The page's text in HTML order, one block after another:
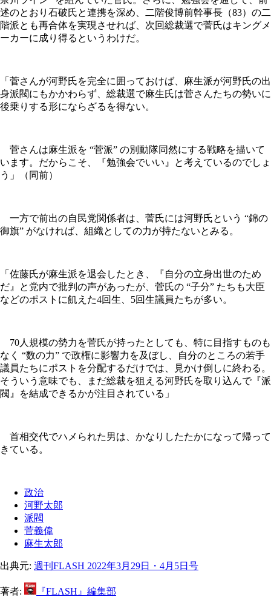
述のとおり石破氏と連携を深め、二階俊博前幹事長（83）の二
階派とも再合体を実現させれば、次回総裁選で菅氏はキングメ
ーカーに成り得るというわけだ。
「菅さんが河野氏を完全に囲っておけば、麻生派が河野氏の出
身派閥にもかかわらず、総裁選で麻生氏は菅さんたちの勢いに
後乗りする形にならざるを得ない。
菅さんは麻生派を “菅派” の別動隊同然にする戦略を描いて
います。だからこそ、『勉強会でいい』と考えているのでしょ
う」（同前）
一方で前出の自民党関係者は、菅氏には河野氏という “錦の
御旗” がなければ、組織としての力が持たないとみる。
「佐藤氏が麻生派を退会したとき、『自分の立身出世のため
だ』と党内で批判の声があったが、菅氏の “子分” たちも大臣
などのポストに飢えた4回生、5回生議員たちが多い。
70人規模の勢力を菅氏が持ったとしても、特に目指すものも
なく “数の力” で政権に影響力を及ぼし、自分のところの若手
議員たちにポストを分配するだけでは、見かけ倒しに終わる。
そういう意味でも、まだ総裁を狙える河野氏を取り込んで『派
閥』を結成できるかが注目されている」
首相交代でハメられた男は、かなりしたたかになって帰って
きている。
政治
河野太郎
派閥
菅義偉
麻生太郎
出典元: 週刊FLASH 2022年3月29日・4月5日号
著者: 『FLASH』編集部